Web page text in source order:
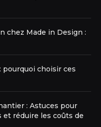
chez Made in Design :
pourquoi choisir ces
: Astuces pour
réduire les coûts de